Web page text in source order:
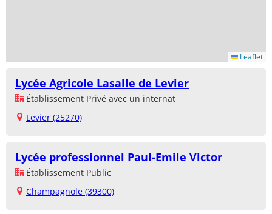
Leaflet
Lycée Agricole Lasalle de Levier
Établissement Privé avec un internat
Levier (25270)
Lycée professionnel Paul-Emile Victor
Établissement Public
Champagnole (39300)